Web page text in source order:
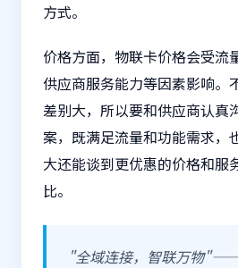
方式。
价格方面，物联卡价格会受流
供应商服务能力等因素影响。
差别大，所以要和供应商认真
案，既满足流量和功能需求，
大还能谈到更优惠的价格和服
比。
"全域连接，智联万物